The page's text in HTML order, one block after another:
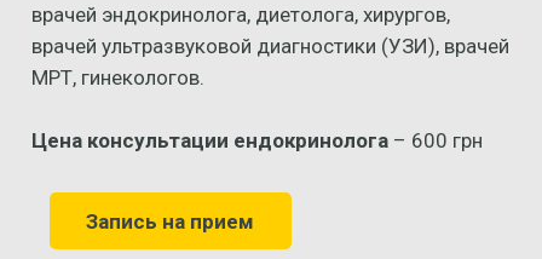
врачей эндокринолога, диетолога, хирургов,
врачей ультразвуковой диагностики (УЗИ), врачей
МРТ, гинекологов.
Цена консультации ендокринолога– 600 грн
Запись на прием